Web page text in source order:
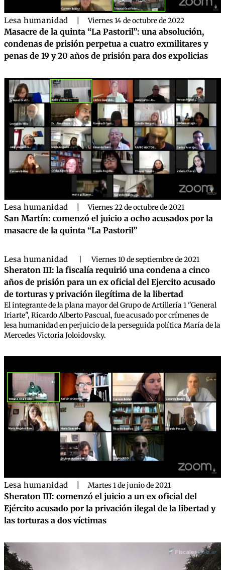
Lesa humanidad Viernes 14 de octubre de 2022
Masacre de la quinta “La Pastoril”: una absolución,
condenas de prisión perpetua a cuatro exmilitares y
penas de 19 y 20 años de prisión para dos expolicias
Lesa humanidad Viernes 22 de octubre de 2021
San Martín: comenzó el juicio a ocho acusados por la
masacre de la quinta “La Pastoril”
Lesa humanidad Viernes 10 de septiembre de 2021
Sheraton III: la fiscalía requirió una condena a cinco
años de prisión para un ex oficial del Ejercito acusado
de torturas y privación ilegítima de la libertad
El integrante de la plana mayor del Grupo de Artillería 1 "General
Iriarte", Ricardo Alberto Pascual, fue acusado por crímenes de
lesa humanidad en perjuicio de la perseguida política María de la
Mercedes Victoria Joloidovsky.
Lesa humanidad Martes 1 de junio de 2021
Sheraton III: comenzó el juicio a un ex oficial del
Ejército acusado por la privación ilegal de la libertad y
las torturas a dos víctimas